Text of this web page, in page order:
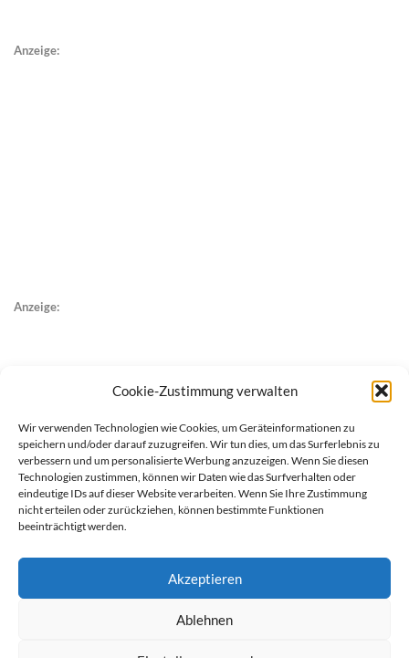
Cookie-Zustimmung verwalten
Wir verwenden Technologien wie Cookies, um Geräteinformationen zu
speichern und/oder darauf zuzugreifen. Wir tun dies, um das Surferlebnis zu
verbessern und um personalisierte Werbung anzuzeigen. Wenn Sie diesen
Technologien zustimmen, können wir Daten wie das Surfverhalten oder
eindeutige IDs auf dieser Website verarbeiten. Wenn Sie Ihre Zustimmung
nicht erteilen oder zurückziehen, können bestimmte Funktionen
beeinträchtigt werden.
Akzeptieren
Ablehnen
Anzeige:
Anzeige: